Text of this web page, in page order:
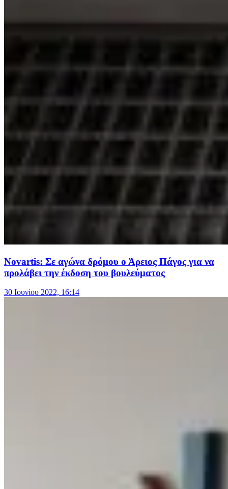
Novartis: Σε αγώνα δρόμου ο Άρειος Πάγος για να
προλάβει την έκδοση του βουλεύματος
30 Ιουνίου 2022, 16:14